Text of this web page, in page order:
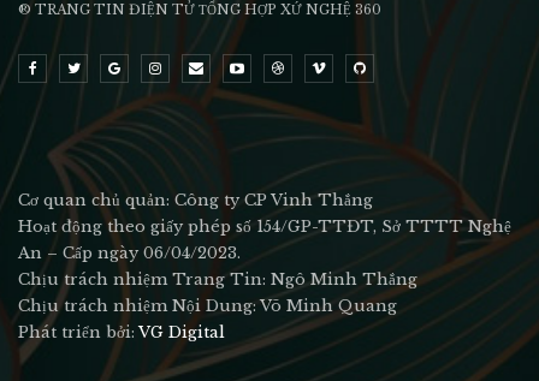
® TRANG TIN ĐIỆN TỬ ТỔNG HỢP XỨ NGHỆ 360
Cơ quan chủ quản: Công ty CP Vinh Thắng
Hoạt động theo giấy phép số 154/GP-TTĐT, Sở TTTT Nghệ
An – Cấp ngày 06/04/2023.
Chịu trách nhiệm Trang Tin: Ngô Minh Thắng
Chịu trách nhiệm Nội Dung: Võ Minh Quang
Phát triển bởi:VG Digital